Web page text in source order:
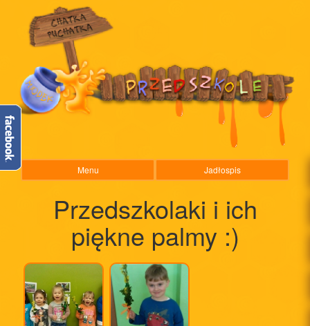
Menu Jadłospis
Przedszkolaki i ich
piękne palmy :)